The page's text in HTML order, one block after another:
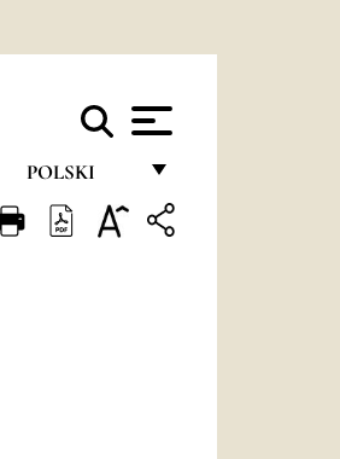
POLSKI
FRANÇAIS